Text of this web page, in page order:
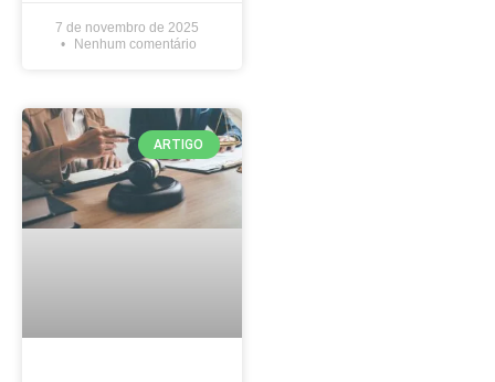
7 de novembro de 2025
Nenhum comentário
ARTIGO